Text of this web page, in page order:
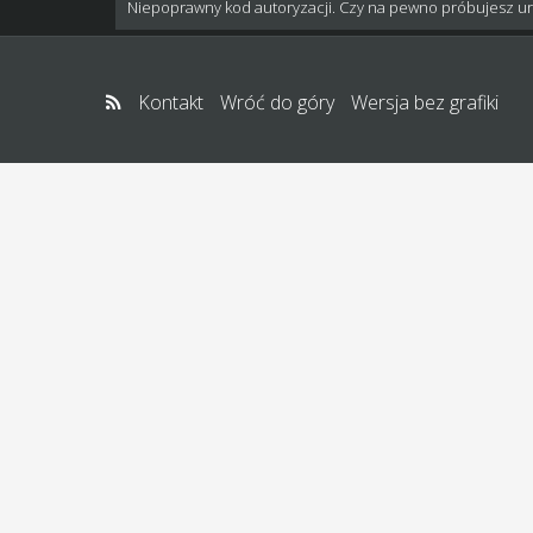
Niepoprawny kod autoryzacji. Czy na pewno próbujesz
Kontakt Wróć do góry Wersja bez grafiki